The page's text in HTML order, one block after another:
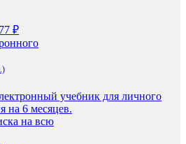
₽
учебник для личного
на 6 месяцев.
на всю